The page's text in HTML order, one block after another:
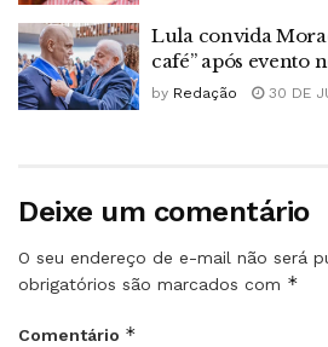
Lula convida
café” após evento
by Redação 30 DE
Deixe um comentário
O seu endereço de e-mail não será
obrigatórios são marcados com *
Comentário *